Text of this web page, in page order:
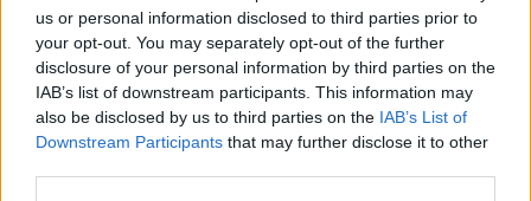
us or personal information disclosed to third parties prior to
your opt-out. You may separately opt-out of the further
disclosure of your personal information by third parties on the
IAB’s list of downstream participants. This information may
also be disclosed by us to third parties on the IAB’s List of
Downstream Participants that may further disclose it to other